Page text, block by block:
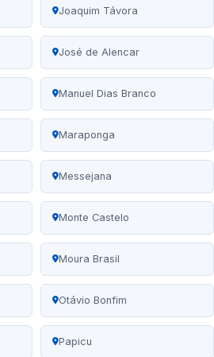
Joaquim Távora
José de Alencar
Manuel Dias Branco
Maraponga
Messejana
Monte Castelo
Moura Brasil
Otávio Bonfim
Papicu